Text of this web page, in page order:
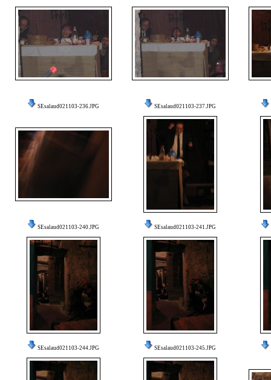
SEsalaud021103-236.JPG SEsalaud021103-237.JPG
SEsalaud021103-240.JPG SEsalaud021103-241.JPG
SEsalaud021103-244.JPG SEsalaud021103-245.JPG